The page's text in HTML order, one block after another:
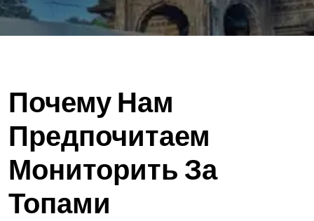
Почему Нам
Предпочитаем
Мониторить За
Топами